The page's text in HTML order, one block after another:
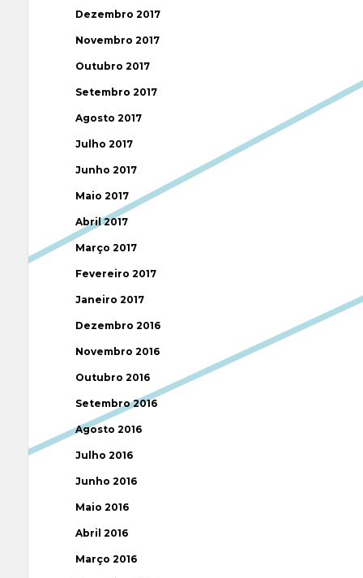
Dezembro 2017
Novembro 2017
Outubro 2017
Setembro 2017
Agosto 2017
Julho 2017
Junho 2017
Maio 2017
Abril 2017
Março 2017
Fevereiro 2017
Janeiro 2017
Dezembro 2016
Novembro 2016
Outubro 2016
Setembro 2016
Agosto 2016
Julho 2016
Junho 2016
Maio 2016
Abril 2016
Março 2016